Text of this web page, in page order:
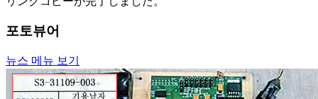
포토뷰어
뉴스 메뉴 보기